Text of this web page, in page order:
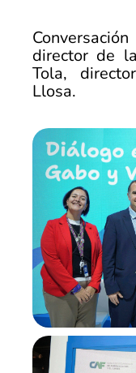
director de
Tola,
Llosa.